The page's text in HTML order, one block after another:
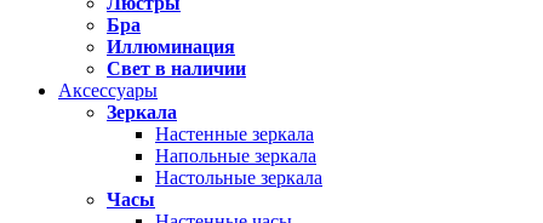
Бра
Иллюминация
Свет в наличии
Аксессуары
Зеркала
Настенные зеркала
Напольные зеркала
Настольные зеркала
Часы